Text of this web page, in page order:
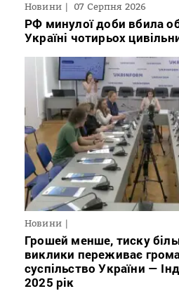
Новини 07 Серпня 2026
РФ минулої доби вбила
Україні чотирьох
Новини
Грошей менше, тиску
виклики переживає
суспільство України —
2025 рік